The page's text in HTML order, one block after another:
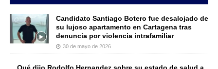
Candidato Santiago Botero fue desalojado de
su lujoso apartamento en Cartagena tras
denuncia por violencia intrafamiliar
30 de mayo de 2026
Qué dijo Rodolfo Hernandez sobre su estado de salud a